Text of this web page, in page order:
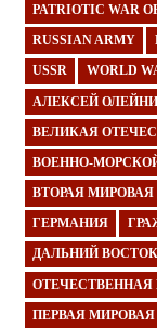
PATRIOTIC WAR
RUSSIAN ARMY
USSR WORLD
АЛЕКСЕЙ
ВЕЛИКАЯ
ВОЕННО-
ВТОРАЯ
ГЕРМАНИЯ
ДАЛЬНИЙ ВОСТОК
ОТЕЧЕСТВЕННАЯ
ПЕРВАЯ